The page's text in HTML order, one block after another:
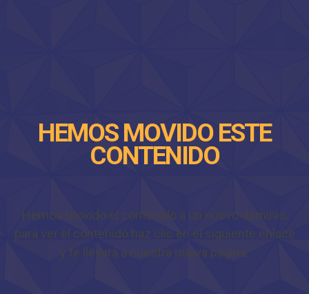
HEMOS MOVIDO ESTE
CONTENIDO
Hemos movido el contenido a un nuevo dominio,
para ver el contenido haz clic en el siguiente enlace
y te llevará a nuestra nueva página.